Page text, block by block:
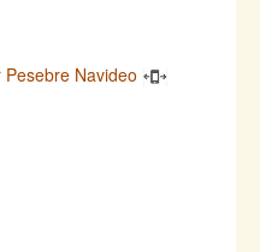
Navideo